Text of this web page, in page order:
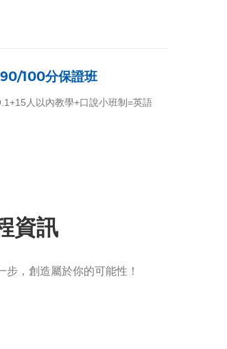
100分保證班
人以內教學+口說小班制=英語
資訊
，創造屬於你的可能性！